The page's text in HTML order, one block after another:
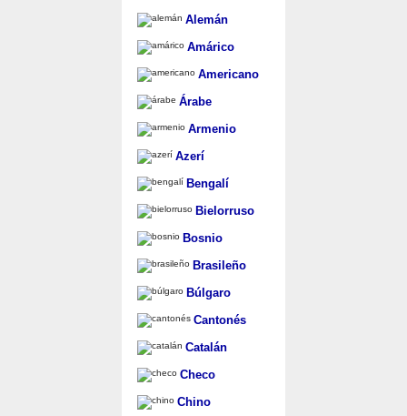
Alemán
Amárico
Americano
Árabe
Armenio
Azerí
Bengalí
Bielorruso
Bosnio
Brasileño
Búlgaro
Cantonés
Catalán
Checo
Chino